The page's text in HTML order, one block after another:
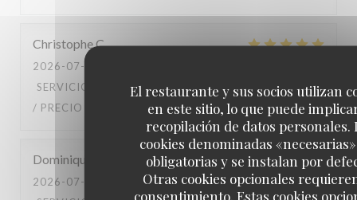
El restaurante y sus socios utilizan
en este sitio, lo que puede
recopilación de datos personales.
cookies denominadas
obligatorias y se instalan por
Otras cookies opcionales
consentimiento. Estas cookies
ChristopheC
2026-07-10
SERVICIO
AMBIENTE: 4/5 MENÚ: 5 /5 CALIDAD
/ PRECIO
Dominique
2026-07-04
- 13:00 - INVITADOS 3